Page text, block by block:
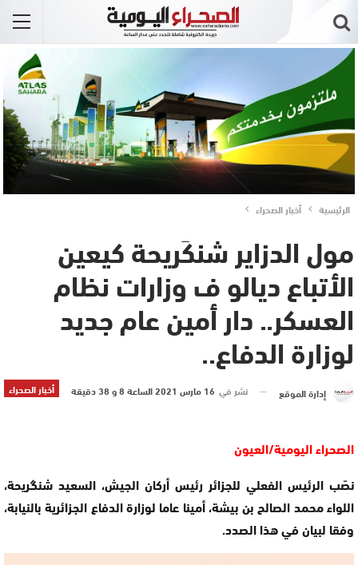
الرئيسية أخبار الصحراء
مول الدزاير شنكَريحة كيعين
الأتباع ديالو ف وزارات نظام
العسكر.. دار أمين عام جديد
لوزارة الدفاع..
أخبار الصحراء إدارة الموقع نشر في 16 مارس 2021 الساعة 8 و 38 دقيقة
الصحراء اليومية/العيون
نصّب الرئيس الفعلي للجزائر رئيس أركان الجيش، السعيد شنگريحة،
اللواء محمد الصالح بن بيشة، أمينا عاما لوزارة الدفاع الجزائرية بالنيابة،
وفقا لبيان في هذا الصدد.